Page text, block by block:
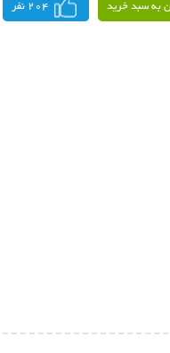
به سبد خرید 204 نفر